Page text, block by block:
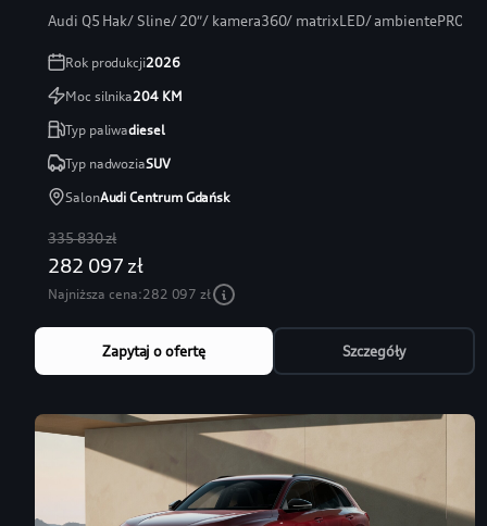
Audi Q5 Hak/ Sline/ 20″/ kamera360/ matrixLED/ ambientePRO/
Rok produkcji2026
Moc silnika204KM
Typ paliwadiesel
Typ nadwoziaSUV
SalonAudi Centrum Gdańsk
335 830 zł
282 097 zł
Najniższa cena:282 097 zł
Zapytaj o ofertę Szczegóły